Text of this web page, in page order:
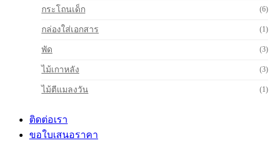
กระโถนเด็ก (6)
กล่องใส่เอกสาร (1)
พัด (3)
ไม้เกาหลัง (3)
ไม้ตีแมลงวัน (1)
ติดต่อเรา
ขอใบเสนอราคา